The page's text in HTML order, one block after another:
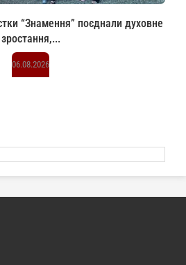
“Знамення” поєднали духовне
зростання,...
06.08.2026